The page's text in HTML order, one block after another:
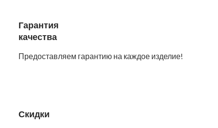
Гарантия
качества
Предоставляем гарантию на каждое изделие!
Скидки